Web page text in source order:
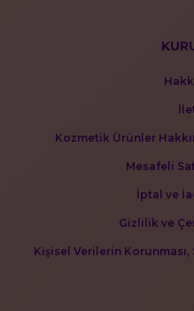
Kozmetik Ürünler
Mesafeli
İptal ve
Gizlilik ve
Kişisel Verilerin Korunması,